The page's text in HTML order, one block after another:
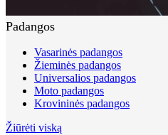
Padangos
Vasarinės padangos
Žieminės padangos
Universalios padangos
Moto padangos
Krovininės padangos
Žiūrėti viską